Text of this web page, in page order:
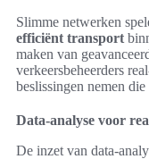
Slimme netwerken
efficiënt transport
maken van
verkeersbeheerders
beslissingen nemen
Data-analyse voor
De inzet van data-